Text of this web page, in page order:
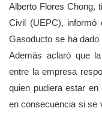
Alberto Flores Chong,
Civil (UEPC), informó
Gasoducto se ha
Además aclaró que
entre la empresa
quien pudiera estar
en consecuencia si se